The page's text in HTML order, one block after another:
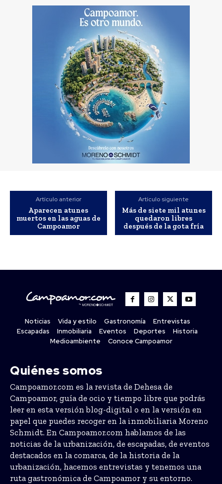
Artículo anterior
Aparecen atunes
muertos en las aguas de
Campoamor
Artículo siguiente
Más de siete mil atunes
quedaron libres
después de la gota fría
Noticias Vida y estilo Gastronomía
Entrevistas
Escapadas
Inmobiliaria Eventos Deportes
Historia
Medioambiente
Conoce Campoamor
Quiénes somos
Campoamor.com es la revista de Dehesa de
Campoamor, guía de ocio y tiempo libre que podrás
leer en esta versión blog-digital o en la versión en
papel que puedes recoger en la inmobiliaria Moreno
Schmidt. En Campoamor.com hablamos de las
noticias de la urbanización, de escapadas, de eventos
destacados en la comarca, de la historia de la
urbanización, hacemos entrevistas y tenemos una
ruta gastronómica de Campoamor y su entorno.